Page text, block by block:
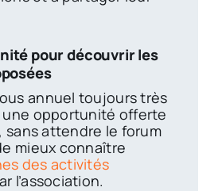
pour découvrir les
annuel toujours très
opportunité offerte
sans attendre le forum
mieux connaître
des activités
l’association.